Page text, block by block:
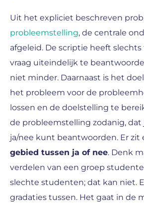
Uit het expliciet beschreven
probleemstelling, de centrale
afgeleid. De scriptie heeft
vraag uiteindelijk te
niet minder. Daarnaast is het
het probleem voor de
lossen en de doelstelling te
de probleemstelling zodanig,
ja/nee kunt beantwoorden. Er zit
gebied tussen ja of nee. Denk
verdelen van een groep
slechte studenten; dat kan niet.
gradaties tussen. Het gaat in de